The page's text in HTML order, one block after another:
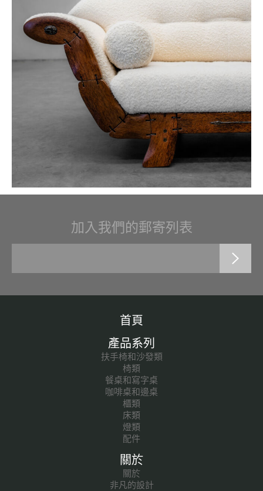
加入我們的郵寄列表
首頁
產品系列
扶手椅和沙發類
椅類
餐桌和寫字桌
咖啡桌和邊桌
櫃類
床類
燈類
配件
關於
關於
非凡的設計